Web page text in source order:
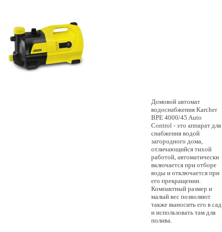
Домовой автомат
водоснабжения Karcher
BPE 4000/45 Auto
Control - это аппарат для
снабжения водой
загородного дома,
отличающийся тихой
работой, автоматически
включается при отборе
воды и отключается при
его прекращении.
Компактный размер и
малый вес позволяют
также выносить его в сад
и использовать там для
полива.